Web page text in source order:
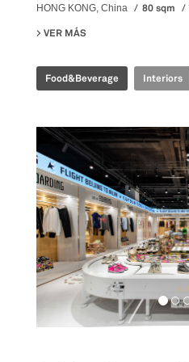
HONG KONG, China 80 sqm
VER MÁS
Food&Beverage Interiors